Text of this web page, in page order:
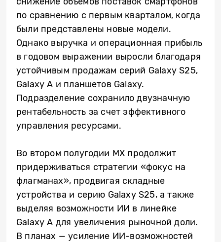
по сравнению с первым кварталом, когда
были представлены новые модели.
Однако выручка и операционная прибыль
в годовом выражении выросли благодаря
устойчивым продажам серий Galaxy S25,
Galaxy A и планшетов Galaxy.
Подразделение сохранило двузначную
рентабельность за счет эффективного
управления ресурсами.
Во втором полугодии MX продолжит
придерживаться стратегии «фокус на
флагманах», продвигая складные
устройства и серию Galaxy S25, а также
выделяя возможности ИИ в линейке
Galaxy A для увеличения рыночной доли.
В планах — усиление ИИ-возможностей